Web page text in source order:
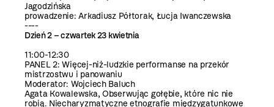
Jagodzińska
prowadzenie: Arkadiusz Półtorak, Łucja Iwanczewska
----
Dzień 2 – czwartek 23 kwietnia
11:00-12:30
PANEL 2: Więcej-niż-ludzkie performanse na przekór
mistrzostwu i panowaniu
Moderator: Wojciech Baluch
Agata Kowalewska, Obserwując gołębie, które nic nie
robią. Niecharyzmatyczne etnografie międzygatunkowe